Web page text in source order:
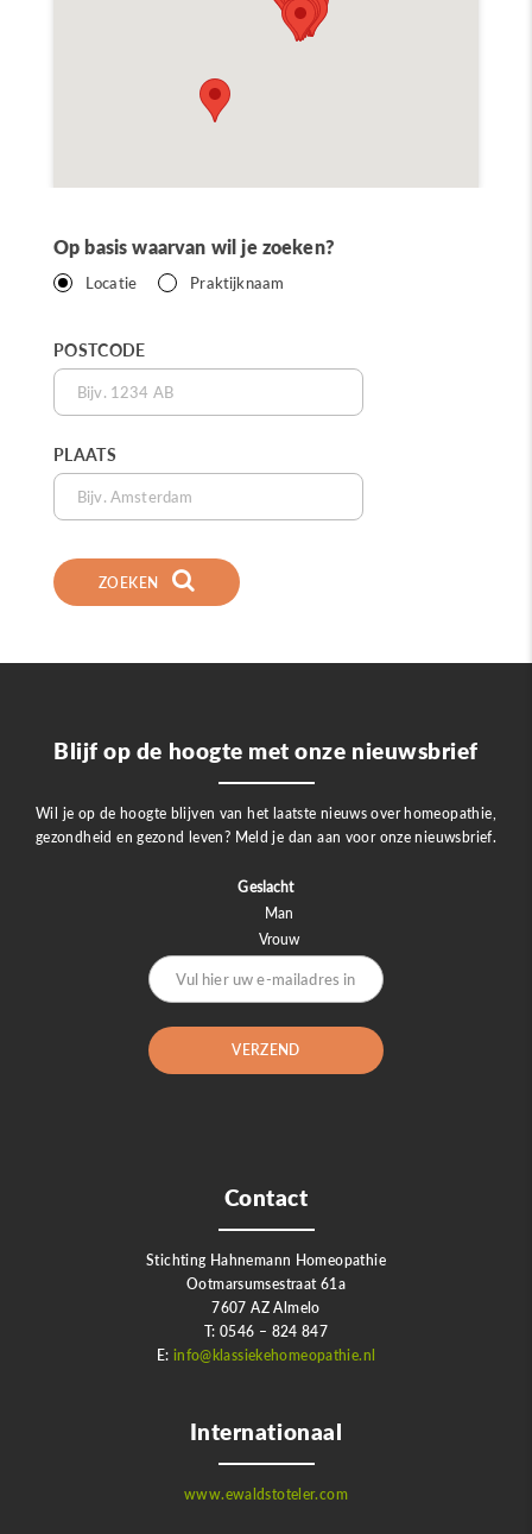
Op basis waarvan wil je zoeken?
Locatie Praktijknaam
POSTCODE
PLAATS
ZOEKEN
Contact
Stichting Hahnemann Homeopathie
Ootmarsumsestraat 61a
7607 AZ Almelo
T: 0546 – 824 847
E: info@klassiekehomeopathie.nl
Internationaal
www.ewaldstoteler.com
Blijf op de hoogte met onze nieuwsbrief
Wil je op de hoogte blijven van het laatste nieuws over homeopathie,
gezondheid en gezond leven? Meld je dan aan voor onze nieuwsbrief.
Geslacht
Man
Vrouw